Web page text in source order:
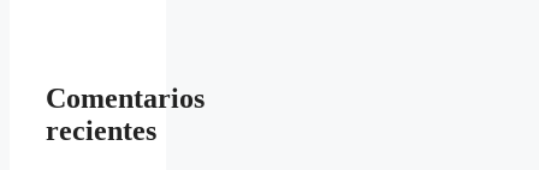
Comentarios
recientes